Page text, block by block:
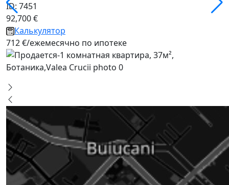
ID: 7451
92,700 €
Калькулятор
712 €/ежемесячно по ипотеке